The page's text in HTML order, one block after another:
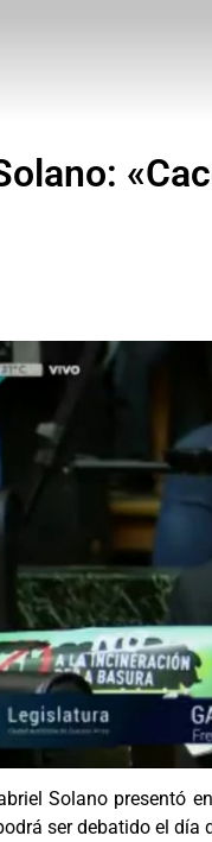
Solano presentó
ser debatido el